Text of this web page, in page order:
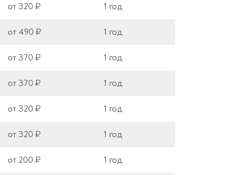
от 320 ₽ 1 год
от 490 ₽ 1 год
от 370 ₽ 1 год
от 370 ₽ 1 год
от 320 ₽ 1 год
от 320 ₽ 1 год
от 200 ₽ 1 год